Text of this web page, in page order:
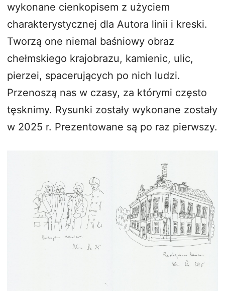
wykonane cienkopisem z użyciem
charakterystycznej dla Autora linii i kreski.
Tworzą one niemal baśniowy obraz
chełmskiego krajobrazu, kamienic, ulic,
pierzei, spacerujących po nich ludzi.
Przenoszą nas w czasy, za którymi często
tęsknimy. Rysunki zostały wykonane zostały
w 2025 r. Prezentowane są po raz pierwszy.